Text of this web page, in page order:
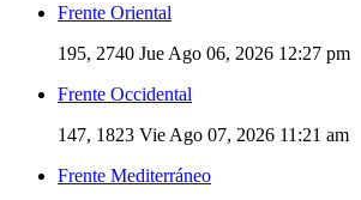
Frente Oriental
195, 2740 Jue Ago 06, 2026 12:27 pm
Frente Occidental
147, 1823 Vie Ago 07, 2026 11:21 am
Frente Mediterráneo